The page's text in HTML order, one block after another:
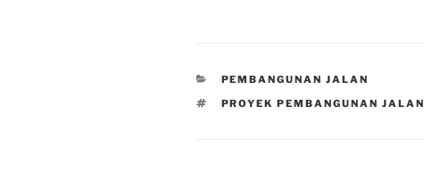
CATEGORIES
PEMBANGUNAN JALAN
TAGS
PROYEK PEMBANGUNAN JALAN